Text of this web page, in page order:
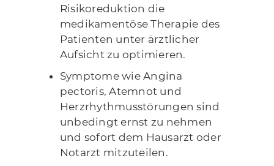
Risikoreduktion die
medikamentöse Therapie des
Patienten unter ärztlicher
Aufsicht zu optimieren.
Symptome wie Angina
pectoris, Atemnot und
Herzrhythmusstörungen sind
unbedingt ernst zu nehmen
und sofort dem Hausarzt oder
Notarzt mitzuteilen.